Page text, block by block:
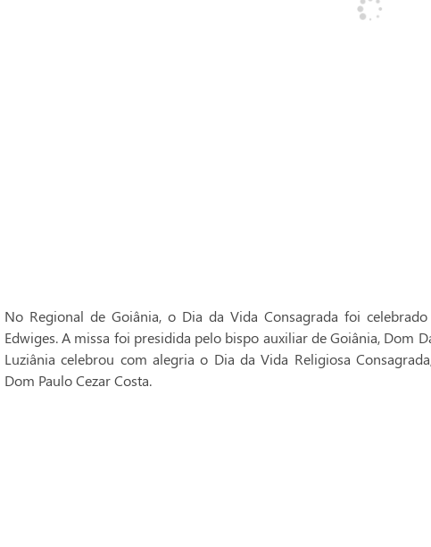
No Regional de Goiânia, o Dia da Vida Consagrada foi
Edwiges. A missa foi presidida pelo bispo auxiliar de Goiânia, Dom
Luziânia celebrou com alegria o Dia da Vida Religiosa
Dom Paulo Cezar Costa.